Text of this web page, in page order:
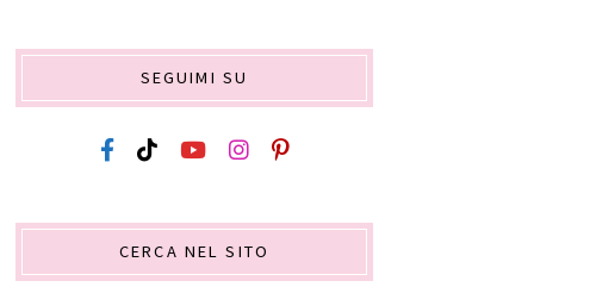
SEGUIMI SU
CERCA NEL SITO